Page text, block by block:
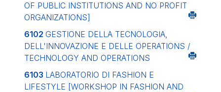
OF PUBLIC INSTITUTIONS AND NO PROFIT
ORGANIZATIONS]
6102 GESTIONE DELLA TECNOLOGIA,
DELL'INNOVAZIONE E DELLE OPERATIONS /
TECHNOLOGY AND OPERATIONS
6103 LABORATORIO DI FASHION E
LIFESTYLE [WORKSHOP IN FASHION AND